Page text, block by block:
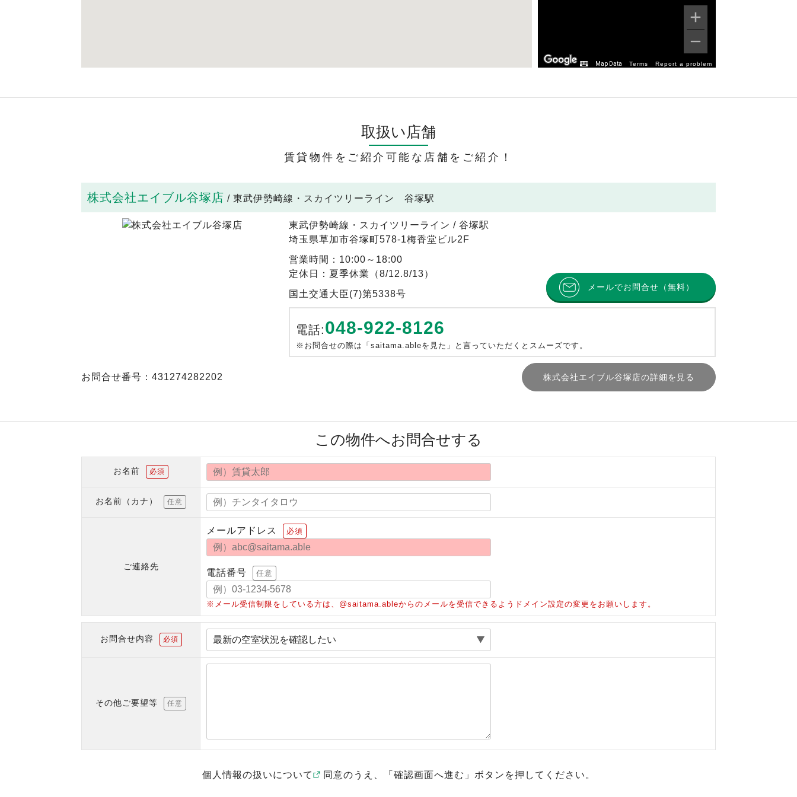
Map Data Terms Report a problem
取扱い店舗
賃貸物件をご紹介可能な店舗をご紹介！
株式会社エイブル谷塚店 / 東武伊勢崎線・スカイツリーライン 谷塚駅
東武伊勢崎線・スカイツリーライン / 谷塚駅
埼玉県草加市谷塚町578-1梅香堂ビル2F
営業時間：10:00～18:00
定休日：夏季休業（8/12.8/13）
国土交通大臣(7)第5338号
メールでお問合せ（無料）
電話:048-922-8126
※お問合せの際は「saitama.ableを見た」と言っていただくとスムーズです。
お問合せ番号：431274282202 株式会社エイブル谷塚店の詳細を見る
この物件へお問合せする
お名前 必須
お名前（カナ） 任意
ご連絡先
メールアドレス 必須
電話番号 任意
※メール受信制限をしている方は、@saitama.ableからのメールを受信できるようドメイン設定の変更をお願いします。
お問合せ内容 必須
その他ご要望等 任意
個人情報の扱いについて 同意のうえ、「確認画面へ進む」ボタンを押してください。